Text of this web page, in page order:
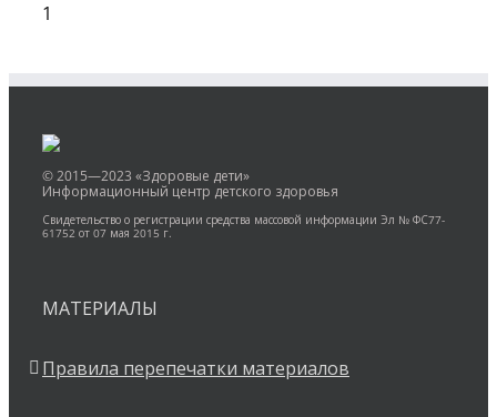
1
© 2015—2023 «Здоровые дети»
Информационный центр детского здоровья
Свидетельство о регистрации средства массовой информации Эл № ФС77-
61752 от 07 мая 2015 г.
МАТЕРИАЛЫ
Правила перепечатки материалов